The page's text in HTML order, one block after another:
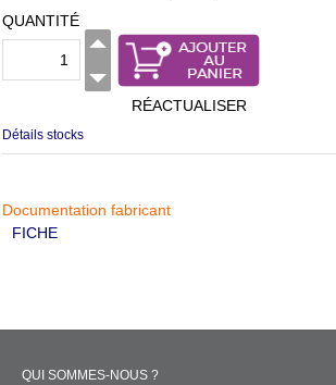
QUANTITÉ
RÉACTUALISER
Détails stocks
Documentation fabricant
FICHE
QUI SOMMES-NOUS ?